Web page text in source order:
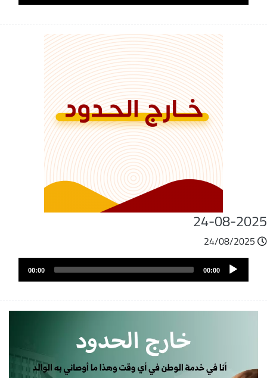
24-08-
24/08/2025
ملفAudio
Player
00:00
00:00